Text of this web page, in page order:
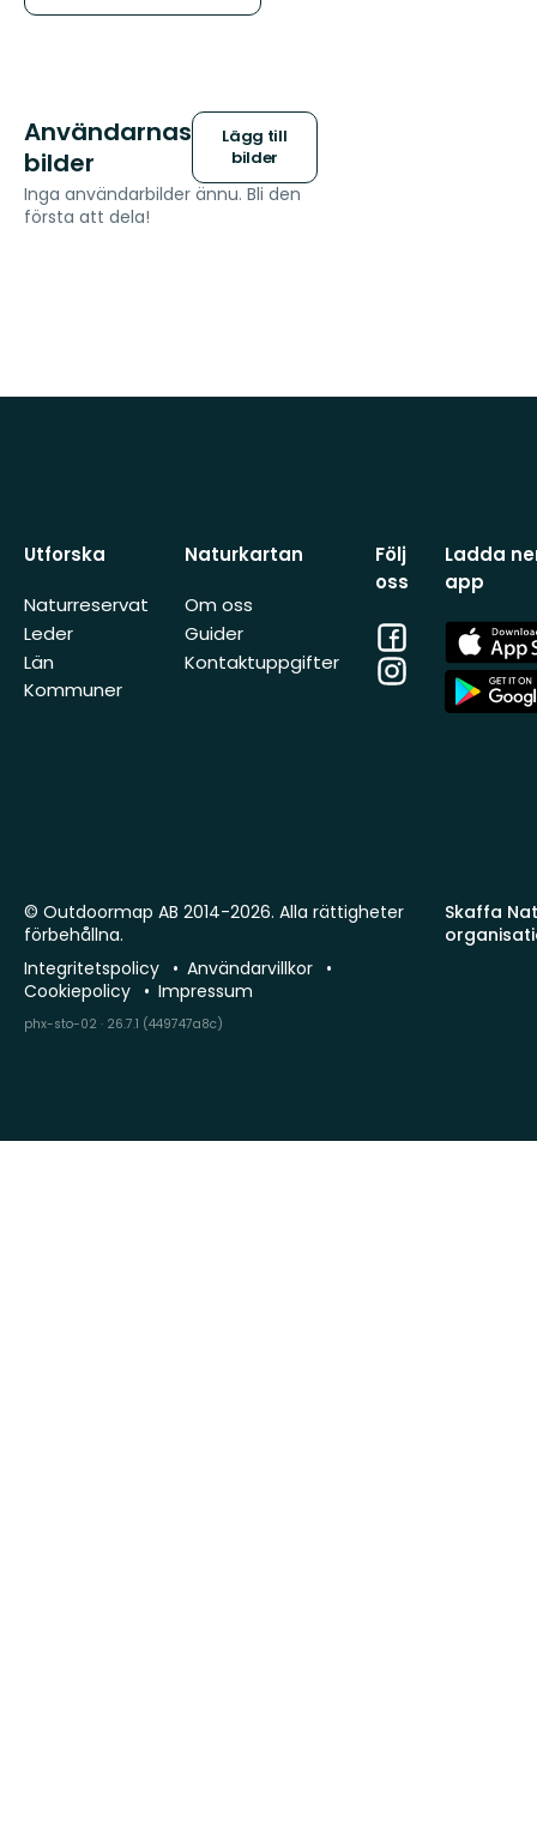
Användarnas
bilder
Lägg till
bilder
Inga användarbilder ännu. Bli den
första att dela!
Utforska
Naturreservat
Leder
Län
Kommuner
Naturkartan
Om oss
Guider
Kontaktuppgifter
Följ
oss
Facebook
Instagram
Ladda
app
App
Store
App
Store
Skaffa
© Outdoormap AB 2014-2026. Alla rättigheter
förbehållna.
Integritetspolicy
Användarvillkor
Cookiepolicy
Impressum
phx-sto-02 · 26.7.1 (449747a8c)